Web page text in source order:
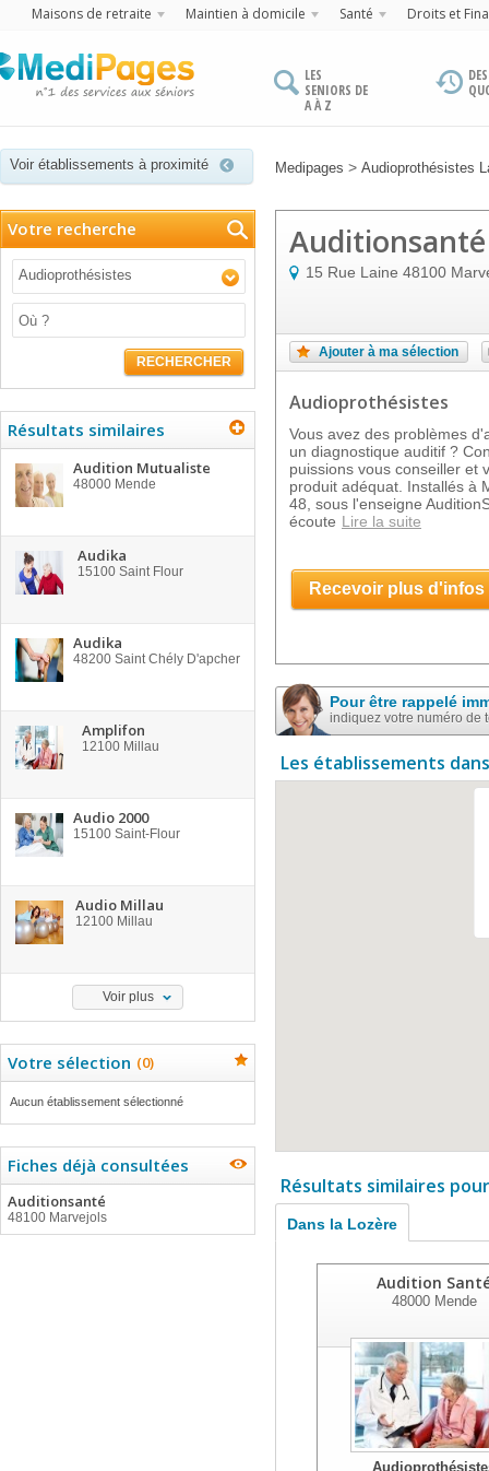
Maisons de retraite Maintien à domicile Santé Droits et
LES
SENIORS DE
A À Z
Voir établissements à proximité Medipages > Audioprothésistes
Votre recherche
Audioprothésistes
RECHERCHER
Résultats similaires
Audition Mutualiste
48000 Mende
Audika
15100 Saint Flour
Audika
48200 Saint Chély D'apcher
Amplifon
12100 Millau
Audio 2000
15100 Saint-Flour
Audio Millau
12100 Millau
Voir plus
Votre sélection (0)
Aucun établissement sélectionné
Fiches déjà consultées
Auditionsanté
48100 Marvejols
Auditionsanté
15 Rue Laine 48100
Ajouter à ma sélection
Audioprothésistes
Vous avez des problèmes
un diagnostique auditif ?
puissions vous conseiller et
produit adéquat. Installés à
48, sous l'enseigne
écoute Lire la suite
Recevoir plus d'infos
Pour être rappelé
indiquez votre numéro de
Les établissements
Résultats similaires
Dans la Lozère
Audition
48000Mende